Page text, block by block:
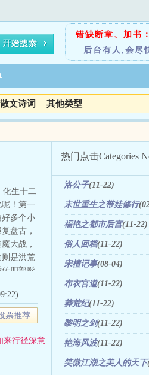
错缺断章、加书：
后台有人,会尽
散文诗词 其他类型
化生十二
！第一
多个小
盘古，
大战，
是洪荒
四部影
塑破碎
洪荒至
，不然
理的。
票推荐
来行径深意
热门点击Categories
洛公子(11-22)
末世重生之带娃修行
福艳之都市后宫(11-22)
俗人回档(11-22)
宋檀记事(08-04)
布衣官道(11-22)
莽荒纪(11-22)
黎明之剑(11-22)
艳海风波(11-22)
笑傲江湖之美人的天下